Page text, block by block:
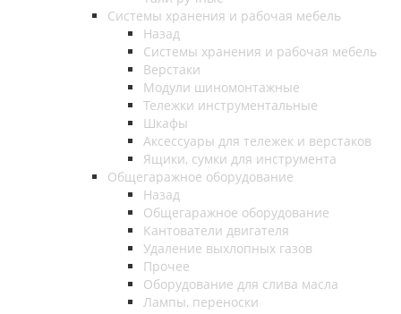
Системы хранения и рабочая мебель
Назад
Системы хранения и рабочая мебель
Верстаки
Модули шиномонтажные
Тележки инструментальные
Шкафы
Аксессуары для тележек и верстаков
Ящики, сумки для инструмента
Общегаражное оборудование
Назад
Общегаражное оборудование
Кантователи двигателя
Удаление выхлопных газов
Прочее
Оборудование для слива масла
Лампы, переноски